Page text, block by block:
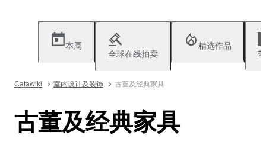
本周
全球在线拍卖
精选作品
Catawiki 室内设计及装饰 古董及经典家具
古董及经典家具